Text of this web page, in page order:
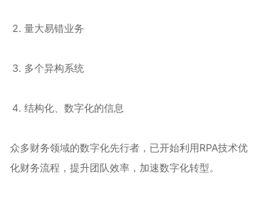
量大易错业务
多个异构系统
结构化、数字化的信息
众多财务领域的数字化先行者，已开始利用RPA技术优
化财务流程，提升团队效率，加速数字化转型。